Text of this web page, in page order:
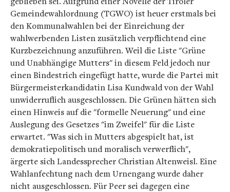
Gemeindewahlordnung (TGWO) ist heuer erstmals bei
den Kommunalwahlen bei der Einreichung der
wahlwerbenden Listen zusätzlich verpflichtend eine
Kurzbezeichnung anzuführen. Weil die Liste "Grüne
und Unabhängige Mutters" in diesem Feld jedoch nur
einen Bindestrich eingefügt hatte, wurde die Partei mit
Bürgermeisterkandidatin Lisa Kundwald von der Wahl
unwiderruflich ausgeschlossen. Die Grünen hätten sich
einen Hinweis auf die "formelle Neuerung" und eine
Auslegung des Gesetzes "im Zweifel" für die Liste
erwartet. "Was sich in Mutters abgespielt hat, ist
demokratiepolitisch und moralisch verwerflich",
ärgerte sich Landessprecher Christian Altenweisl. Eine
Wahlanfechtung nach dem Urnengang wurde daher
nicht ausgeschlossen. Für Peer sei dagegen eine